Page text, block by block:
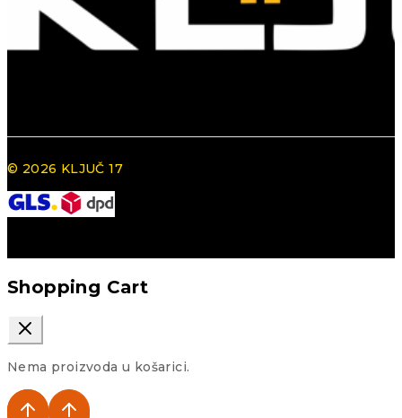
© 2026 KLJUČ 17
Shopping Cart
Nema proizvoda u košarici.